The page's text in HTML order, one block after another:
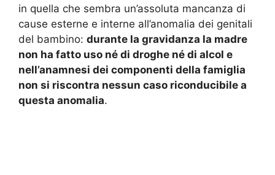
in quella che sembra un’assoluta mancanza di
cause esterne e interne all’anomalia dei genitali
del bambino: durante la gravidanza la madre
non ha fatto uso né di droghe né di alcol e
nell’anamnesi dei componenti della famiglia
non si riscontra nessun caso riconducibile a
questa anomalia.